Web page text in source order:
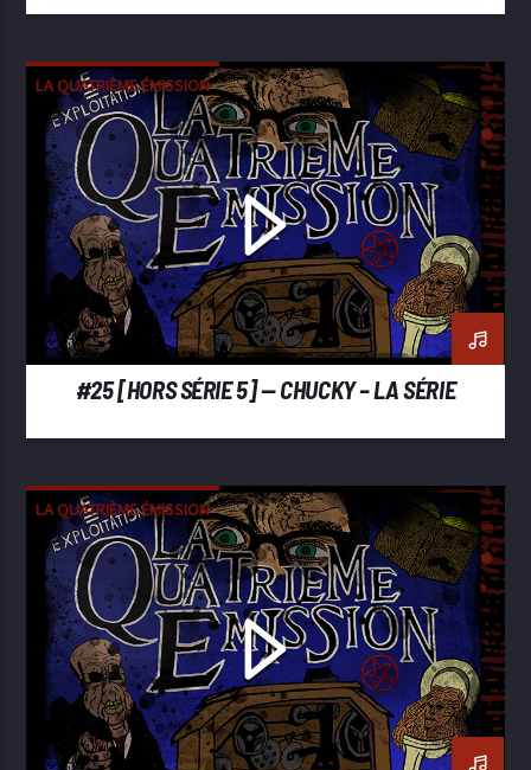
LA QUATRIÈME ÉMISSION
#25 [HORS SÉRIE 5] — CHUCKY – LA SÉRIE
LA QUATRIÈME ÉMISSION